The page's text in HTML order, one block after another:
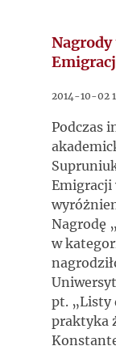
2014-10-02
Podczas
Emigracji
Nagrodę
w
pt. „Listy
praktyka